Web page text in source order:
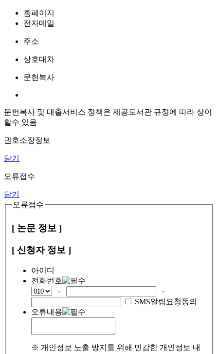
홈페이지
전자메일
주소
상호대차
문헌복사
문헌복사 및 대출서비스 정책은 제공도서관 규정에 따라 상이
할수 있음
권호소장정보
닫기
오류접수
닫기
오류접수
[ 논문 정보 ]
[ 신청자 정보 ]
아이디
전화번호
-
-
SMS알림요청동의
오류내용
※ 개인정보 노출 방지를 위해 민감한 개인정보 내